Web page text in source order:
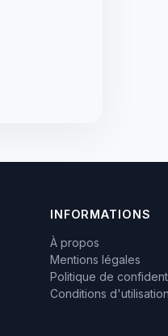
INFORMATIONS
À propos
Mentions légales
Politique de
Conditions d'utilisation